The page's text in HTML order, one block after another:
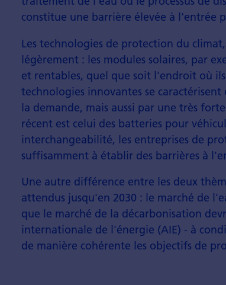
constitue une barrière élevée à l'entrée
Les technologies de protection du
légèrement : les modules solaires, par
et rentables, quel que soit l'endroit où
technologies innovantes se
la demande, mais aussi par une très
récent est celui des batteries pour
interchangeabilité, les entreprises de
suffisamment à établir des barrières à
Une autre différence entre les deux
attendus jusqu'en 2030 : le marché de
que le marché de la décarbonisation
internationale de l'énergie (AIE) - à
de manière cohérente les objectifs de